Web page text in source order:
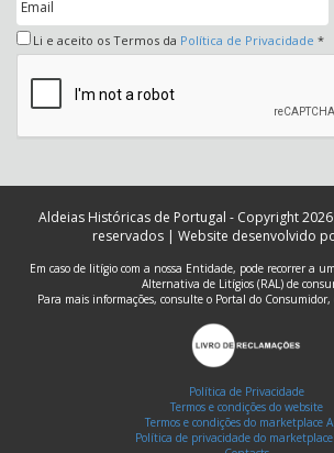
Li e aceito os Termos da Política de Privacidade *
Aldeias Históricas de Portugal - Copyright
reservados | Website desenvolvido
Em caso de litígio com a nossa Entidade, pode recorrer a
Alternativa de Litígios (RAL) de
Para mais informações, consulte o Portal do Consumidor,
Política de Privacidade
Termos e condições do website
Termos e condições do marketplace
Política de privacidade do marketplace